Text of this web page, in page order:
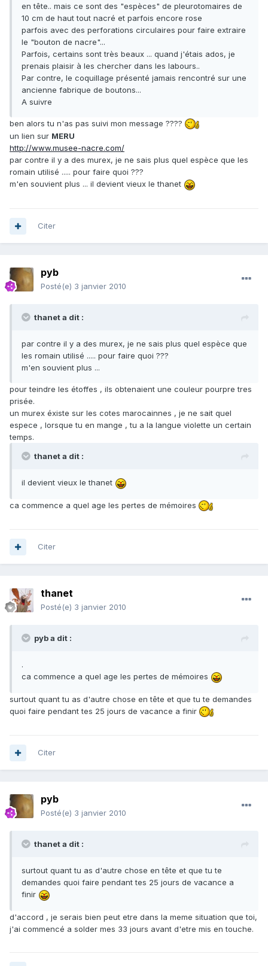
en tête.. mais ce sont des "espèces" de pleurotomaires de
10 cm de haut tout nacré et parfois encore rose
parfois avec des perforations circulaires pour faire extraire
le "bouton de nacre"...
Parfois, certains sont très beaux ... quand j'étais ados, je
prenais plaisir à les chercher dans les labours..
Par contre, le coquillage présenté jamais rencontré sur une
ancienne fabrique de boutons...
A suivre
ben alors tu n'as pas suivi mon message ????
un lien sur MERU
http://www.musee-nacre.com/
par contre il y a des murex, je ne sais plus quel espèce que les
romain utilisé ..... pour faire quoi ???
m'en souvient plus ... il devient vieux le thanet
Citer
pyb
Posté(e) 3 janvier 2010
thanet a dit :
par contre il y a des murex, je ne sais plus quel espèce que
les romain utilisé ..... pour faire quoi ???
m'en souvient plus ...
pour teindre les étoffes , ils obtenaient une couleur pourpre tres
prisée.
un murex éxiste sur les cotes marocainnes , je ne sait quel
espece , lorsque tu en mange , tu a la langue violette un certain
temps.
thanet a dit :
il devient vieux le thanet
ca commence a quel age les pertes de mémoires
Citer
thanet
Posté(e) 3 janvier 2010
pyb a dit :
.
ca commence a quel age les pertes de mémoires
surtout quant tu as d'autre chose en tête et que tu te demandes
quoi faire pendant tes 25 jours de vacance a finir
Citer
pyb
Posté(e) 3 janvier 2010
thanet a dit :
surtout quant tu as d'autre chose en tête et que tu te
demandes quoi faire pendant tes 25 jours de vacance a
finir
d'accord , je serais bien peut etre dans la meme situation que toi,
j'ai commencé a solder mes 33 jours avant d'etre mis en touche.